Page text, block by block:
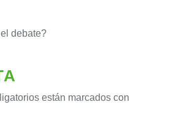
debate?
están marcados con